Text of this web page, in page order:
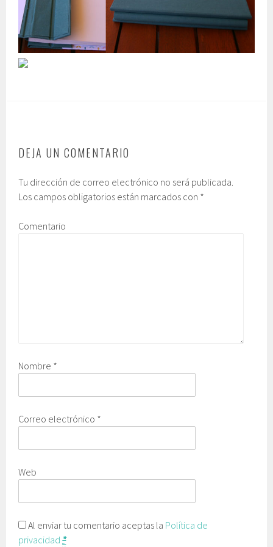
DEJA UN COMENTARIO
Tu dirección de correo electrónico no será publicada.
Los campos obligatorios están marcados con *
Comentario
Nombre *
Correo electrónico *
Web
Al enviar tu comentario aceptas la Política de
privacidad *